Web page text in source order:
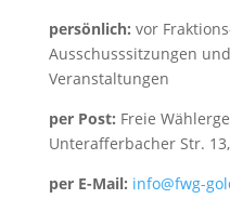
persönlich: vor
Ausschusssitzungen
Veranstaltungen
per Post: Freie
Unterafferbacher Str.
per E-Mail: info@fwg-